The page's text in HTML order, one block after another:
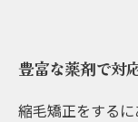
豊富な薬剤で対
縮毛矯正をする